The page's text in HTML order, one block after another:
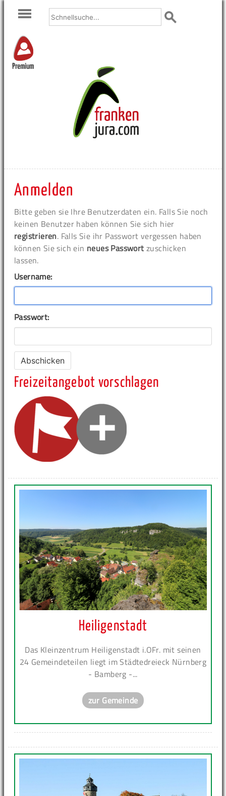
Premium
Anmelden
Bitte geben sie Ihre Benutzerdaten ein. Falls Sie noch
keinen Benutzer haben können Sie sich hier
registrieren. Falls Sie ihr Passwort vergessen haben
können Sie sich ein neues Passwort zuschicken
lassen.
Username:
Passwort:
Freizeitangebot vorschlagen
Heiligenstadt
Das Kleinzentrum Heiligenstadt i.OFr. mit seinen
24 Gemeindeteilen liegt im Städtedreieck Nürnberg
- Bamberg -...
zur Gemeinde